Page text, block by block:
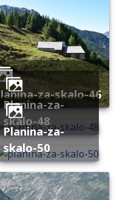
planina-za-skalo-46
planina-za-
skalo-48
planina-za-
skalo-50